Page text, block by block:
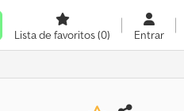
Lista de favoritos(0) Entrar